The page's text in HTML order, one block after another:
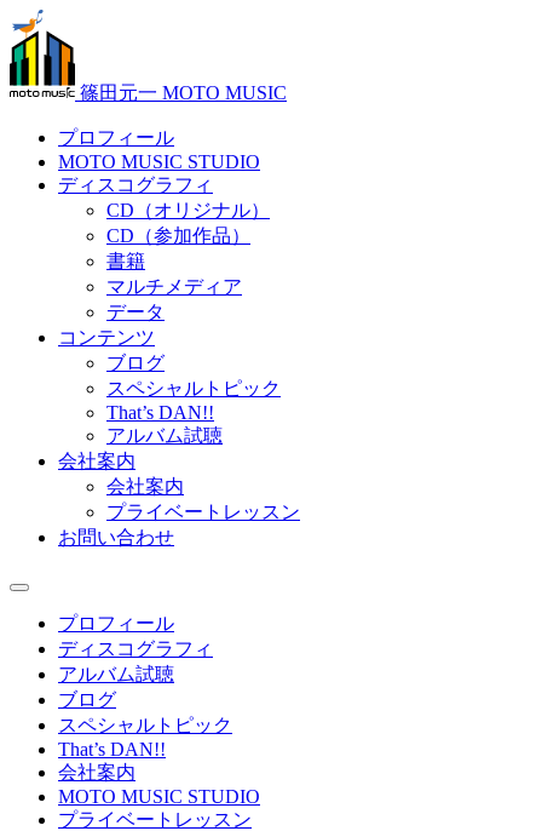
篠田元一 MOTO MUSIC
プロフィール
MOTO MUSIC STUDIO
ディスコグラフィ
CD（オリジナル）
CD（参加作品）
書籍
マルチメディア
データ
コンテンツ
ブログ
スペシャルトピック
That’s DAN!!
アルバム試聴
会社案内
会社案内
プライベートレッスン
お問い合わせ
プロフィール
ディスコグラフィ
アルバム試聴
ブログ
スペシャルトピック
That’s DAN!!
会社案内
MOTO MUSIC STUDIO
プライベートレッスン